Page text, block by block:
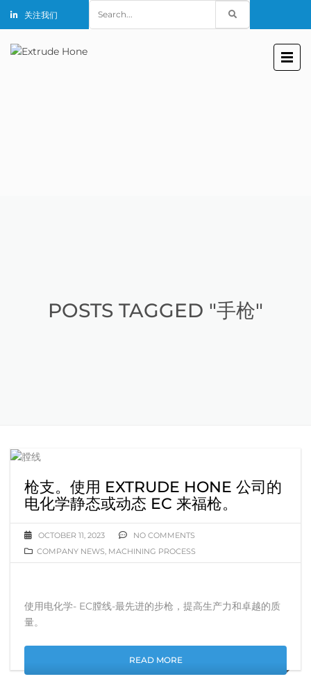
关注我们
for:
POSTS TAGGED "手枪"
枪支。使用 EXTRUDE HONE 公司的
电化学静态或动态 EC 来福枪。
OCTOBER 11, 2023
NO COMMENTS
COMPANY NEWS, MACHINING PROCESS
使用电化学- EC膛线-最先进的步枪，提高生产力和卓越的质
量。
READ MORE